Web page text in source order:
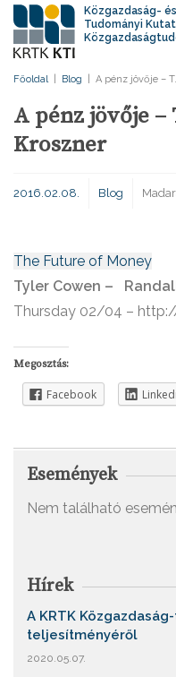
Közgazdaság-
Tudományi
Főoldal Blog A pénz jövője –
A pénz jövője –
Kroszner
2016.02.08. Blog
The Future of Money
Tyler Cowen –
Thursday 02/04 –
Megosztás:
Facebook
Események
Nem található
Hírek
A KRTK
teljesítményéről
2020.05.07.